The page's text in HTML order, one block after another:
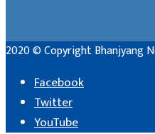
2020 © Copyright Bhanjyang
Facebook
Twitter
YouTube